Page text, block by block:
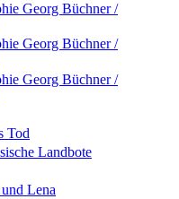
Georg Büchner /
Georg Büchner /
Georg Büchner /
Tod
Landbote
Lena